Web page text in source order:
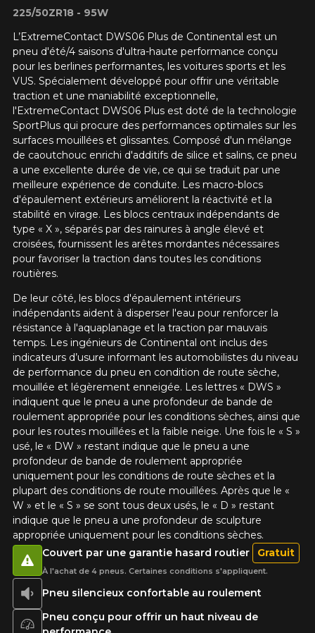
225/50ZR18 - 95W
L’ExtremeContact DWS06 Plus de Continental est un
pneu d'été/4 saisons d'ultra-haute performance conçu
pour les berlines performantes, les voitures sports et les
VUS. Spécialement développé pour offrir une véritable
traction et une maniabilité exceptionnelle,
l'ExtremeContact DWS06 Plus est doté de la technologie
SportPlus qui procure des performances optimales sur les
surfaces mouillées et glissantes. Composé d'un mélange
de caoutchouc enrichi d'additifs de silice et salins, ce pneu
a une excellente durée de vie, ce qui se traduit par une
meilleure expérience de conduite. Les macro-blocs
d'épaulement extérieurs améliorent la réactivité et la
stabilité en virage. Les blocs centraux indépendants de
type « X », séparés par des rainures à angle élevé et
croisées, fournissent les arêtes mordantes nécessaires
pour favoriser la traction dans toutes les conditions
routières.
De leur côté, les blocs d'épaulement intérieurs
indépendants aident à disperser l'eau pour renforcer la
résistance à l'aquaplanage et la traction par mauvais
temps. Les ingénieurs de Continental ont inclus des
indicateurs d’usure informant les automobilistes du niveau
de performance du pneu en condition de route sèche,
mouillée et légèrement enneigée. Les lettres « DWS »
indiquent que le pneu a une profondeur de bande de
roulement appropriée pour les conditions sèches, ainsi que
pour les routes mouillées et la faible neige. Une fois le « S »
usé, le « DW » restant indique que le pneu a une
profondeur de bande de roulement appropriée
uniquement pour les conditions de route sèches et la
plupart des conditions de route mouillées. Après que le «
W » et le « S » se sont tous deux usés, le « D » restant
indique que le pneu a une profondeur de sculpture
appropriée uniquement pour les conditions sèches.
Pneu silencieux confortable au roulement
Pneu conçu pour offrir un haut niveau de
Couvert par une garantie hasard routier Gratuit
À l'achat de 4 pneus. Certaines conditions s'appliquent.